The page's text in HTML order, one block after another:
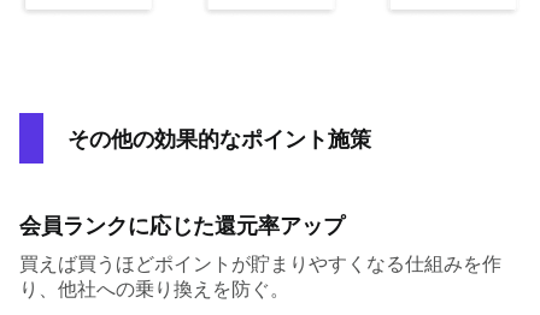
その他の効果的なポイント施策
会員ランクに応じた還元率アップ
買えば買うほどポイントが貯まりやすくなる仕組みを作
り、他社への乗り換えを防ぐ。